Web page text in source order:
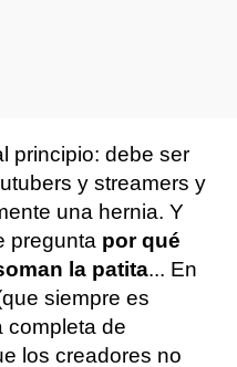
principio: debe ser
y streamers y
una hernia. Y
pregunta por qué
la patita... En
siempre es
completa de
los creadores no